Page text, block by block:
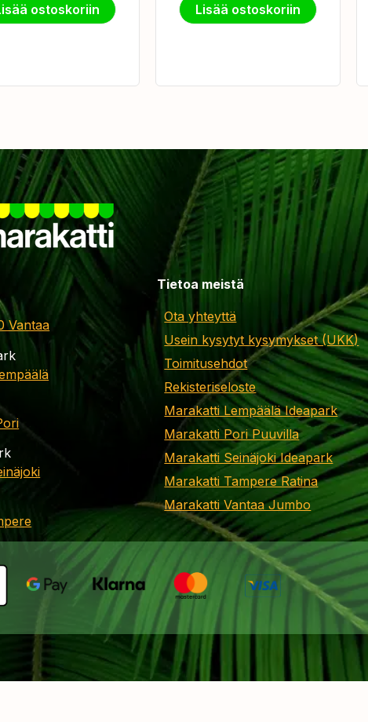
ostoskoriin Lisää ostoskoriin
Vantaa
Tietoa meistä
Ota yhteyttä
Usein kysytyt kysymykset (UKK)
Toimitusehdot
Rekisteriseloste
Marakatti Lempäälä Ideapark
Marakatti Pori Puuvilla
Marakatti Seinäjoki Ideapark
Marakatti Tampere Ratina
Marakatti Vantaa Jumbo